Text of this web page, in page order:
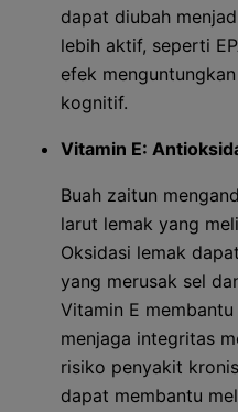
dapat diubah
lebih aktif, seperti
efek
kognitif.
Vitamin E:
Buah zaitun
larut lemak yang
Oksidasi lemak
yang merusak sel
Vitamin E
menjaga integritas
risiko penyakit
dapat membantu